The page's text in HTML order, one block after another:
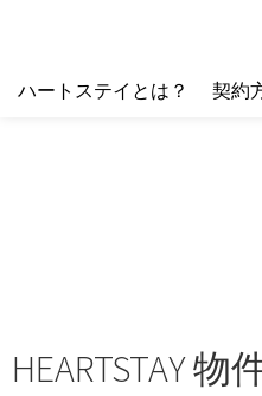
ハートステイとは？ 契約
HEARTSTAY